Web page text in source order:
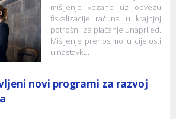
mišljenje vezano uz obvezu
fiskalizacije računa u krajnjoj
potrošnji za plaćanje unaprijed.
Mišljenje prenosimo u cijelosti
u nastavku.
novi programi za razvoj